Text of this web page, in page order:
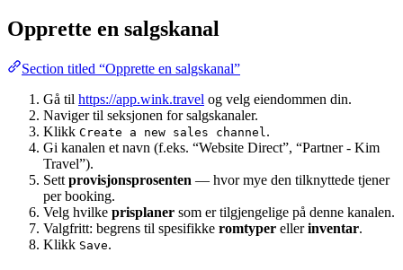
Opprette en salgskanal
Section titled “Opprette en salgskanal”
Gå til https://app.wink.travel og velg eiendommen din.
Naviger til seksjonen for salgskanaler.
Klikk Create a new sales channel.
Gi kanalen et navn (f.eks. “Website Direct”, “Partner - Kim
Travel”).
Sett provisjonsprosenten — hvor mye den tilknyttede tjener
per booking.
Velg hvilke prisplaner som er tilgjengelige på denne kanalen.
Valgfritt: begrens til spesifikke romtyper ellerinventar.
Klikk Save.